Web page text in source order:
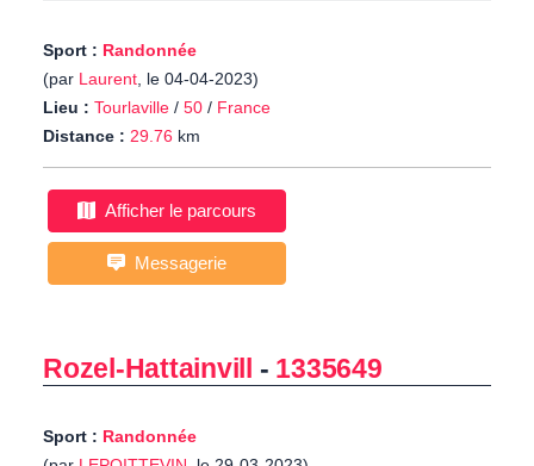
Sport : Randonnée
(par Laurent, le 04-04-2023)
Lieu : Tourlaville / 50 / France
Distance : 29.76 km
Afficher le parcours
Messagerie
Rozel-Hattainvill - 1335649
Sport : Randonnée